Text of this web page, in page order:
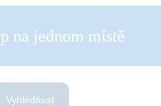
na jednom místě
Vyhledávat